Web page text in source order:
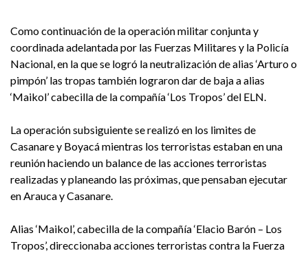
Como continuación de la operación militar conjunta y
coordinada adelantada por las Fuerzas Militares y la Policía
Nacional, en la que se logró la neutralización de alias ‘Arturo o
pimpón’ las tropas también lograron dar de baja a alias
‘Maikol’ cabecilla de la compañía ‘Los Tropos’ del ELN.
La operación subsiguiente se realizó en los limites de
Casanare y Boyacá mientras los terroristas estaban en una
reunión haciendo un balance de las acciones terroristas
realizadas y planeando las próximas, que pensaban ejecutar
en Arauca y Casanare.
Alias ‘Maikol’, cabecilla de la compañía ‘Elacio Barón – Los
Tropos’, direccionaba acciones terroristas contra la Fuerza